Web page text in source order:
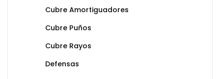
Cubre Amortiguadores
Cubre Puños
Cubre Rayos
Defensas